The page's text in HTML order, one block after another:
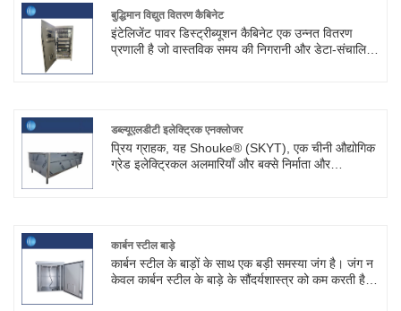
बुद्धिमान विद्युत वितरण कैबिनेट
इंटेलिजेंट पावर डिस्ट्रीब्यूशन कैबिनेट एक उन्नत वितरण
प्रणाली है जो वास्तविक समय की निगरानी और डेटा-संचालित
डब्ल्यूएलडीटी इलेक्ट्रिक एनक्लोजर
प्रिय ग्राहक, यह Shouke® (SKYT), एक चीनी औद्योगिक
ग्रेड इलेक्ट्रिकल अलमारियाँ और बक्से निर्माता और
कार्बन स्टील बाड़े
कार्बन स्टील के बाड़ों के साथ एक बड़ी समस्या जंग है। जंग न
केवल कार्बन स्टील के बाड़े के सौंदर्यशास्त्र को कम करती है,